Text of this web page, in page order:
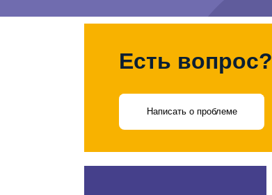
Есть вопрос?
Написать о проблеме